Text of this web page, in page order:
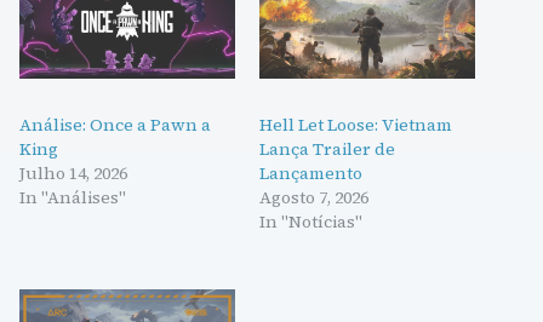
Análise: Once a Pawn a
King
Julho 14, 2026
In "Análises"
Hell Let Loose: Vietnam
Lança Trailer de
Lançamento
Agosto 7, 2026
In "Notícias"